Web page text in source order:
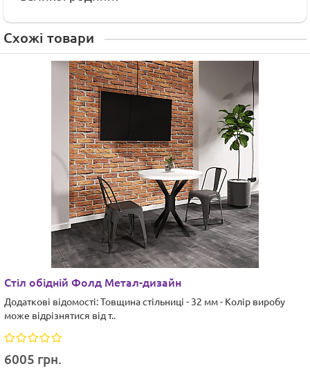
Схожі товари
Стіл обідній Фолд Метал-дизайн
Додаткові відомості: Товщина стільниці - 32 мм - Колір виробу
може відрізнятися від т..
6005 грн.